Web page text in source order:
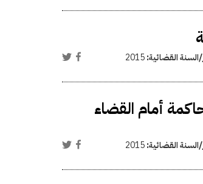
السنة القضائية:2015
أمام القضاء
السنة القضائية:2015